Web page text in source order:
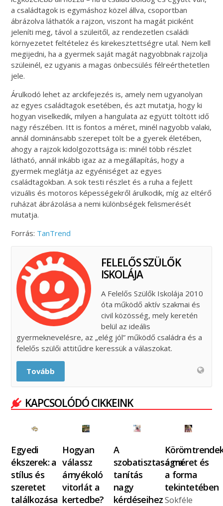
a családtagok is egymáshoz közel állva, csoportban
ábrázolva láthatók a rajzon, viszont ha magát piciként
jeleníti meg, távol a szüleitől, az rendezetlen családi
környezetet feltételez és kirekesztettségre utal. Nem kell
megijedni, ha a gyermek saját magát nagyobbnak rajzolja
szüleinél, ez ugyanis a magas önbecsülés félreérthetetlen
jele.
Árulkodó lehet az arckifejezés is, amely nem ugyanolyan
az egyes családtagok esetében, és azt mutatja, hogy ki
hogyan viselkedik, milyen a hangulata az együtt töltött idő
nagy részében. Itt is fontos a méret, minél nagyobb valaki,
annál dominánsabb szerepet tölt be a gyerek életében,
ahogy a rajzok kidolgozottsága is: minél több részlet
látható, annál inkább igaz az a megállapítás, hogy a
gyermek meglátja az egyéniséget az egyes
családtagokban. A sok testi részlet és a ruha a fejlett
vizuális és motoros képességekről árulkodik, míg az eltérő
ruházat ábrázolása a nemi különbségek felismerését
mutatja.
Forrás: TanTrend
FELELŐS SZÜLŐK
ISKOLÁJA
A Felelős Szülők Iskolája 2010
óta működő aktív szakmai és
civil közösség, mely keretén
belül az ideális
gyermeknevelésre, az „elég jól” működő családra és a
felelős szülői attitűdre keressük a válaszokat.
Tovább
KAPCSOLÓDÓ CIKKEINK
Egyedi
ékszerek: a
stílus és
szeretet
találkozása
Hogyan
válassz
árnyékoló
vitorlát a
kertedbe?
A
szobatisztaságra
tanítás
nagy
kérdéseihez
a méret és
a forma
tekintetében
Sokféle